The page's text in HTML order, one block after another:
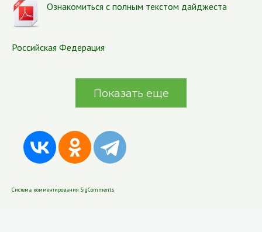
Ознакомиться с полным текстом дайджеста
Российская Федерация
Показать еще
Система комментирования SigComments